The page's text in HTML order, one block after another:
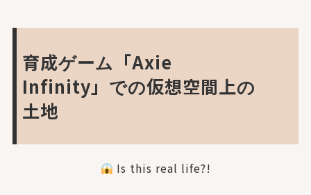
育成ゲーム「Axie
Infinity」での仮想空間上の
土地
Is this real life?!